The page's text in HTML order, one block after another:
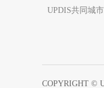
UPDIS共同城市
COPYRIGHT ©